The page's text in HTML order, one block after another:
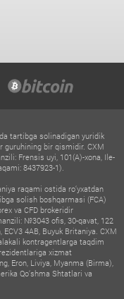
tartibga solinadigan yuridik
guruhining bir qismidir. CXM
Frensis uyi, 101(A)-xona, Ile-
8437923-1).
raqami ostida ro‘yxatdan
solish boshqarmasi (FCA)
va CFD brokeridir
№3043 ofis, 30-qavat, 122
4AB, Buyuk Britaniya. CXM
kontragentlarga taqdim
xizmat
Eron, Liviya, Myanma (Birma),
Qo‘shma Shtatlari va